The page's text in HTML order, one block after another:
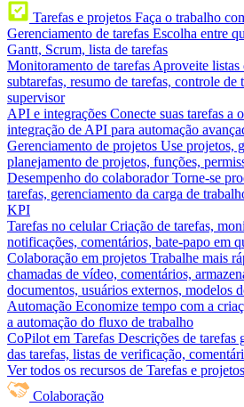
Tarefas e projetos Faça o trabalho
Gerenciamento de tarefas Escolha entre
Gantt, Scrum, lista de tarefas
Monitoramento de tarefas Aproveite listas
subtarefas, resumo de tarefas, controle
supervisor
API e integrações Conecte suas tarefas a
integração de API para automação
Gerenciamento de projetos Use projetos,
planejamento de projetos, funções,
Desempenho do colaborador Torne-se
tarefas, gerenciamento da carga de
KPI
Tarefas no celular Criação de tarefas,
notificações, comentários, bate-papo em
Colaboração em projetos Trabalhe mais
chamadas de vídeo, comentários,
documentos, usuários externos, modelos
Automação Economize tempo com a
a automação do fluxo de trabalho
CoPilot em Tarefas Descrições de tarefas
das tarefas, listas de verificação,
Ver todos os recursos de Tarefas e projetos
Colaboração